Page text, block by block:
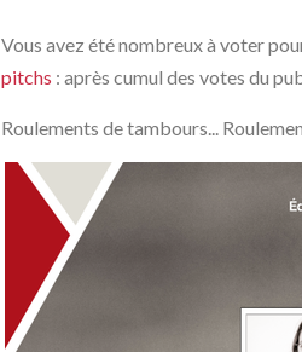
Vous avez été nombreux à voter
pitchs : après cumul des votes du
Roulements de tambours...